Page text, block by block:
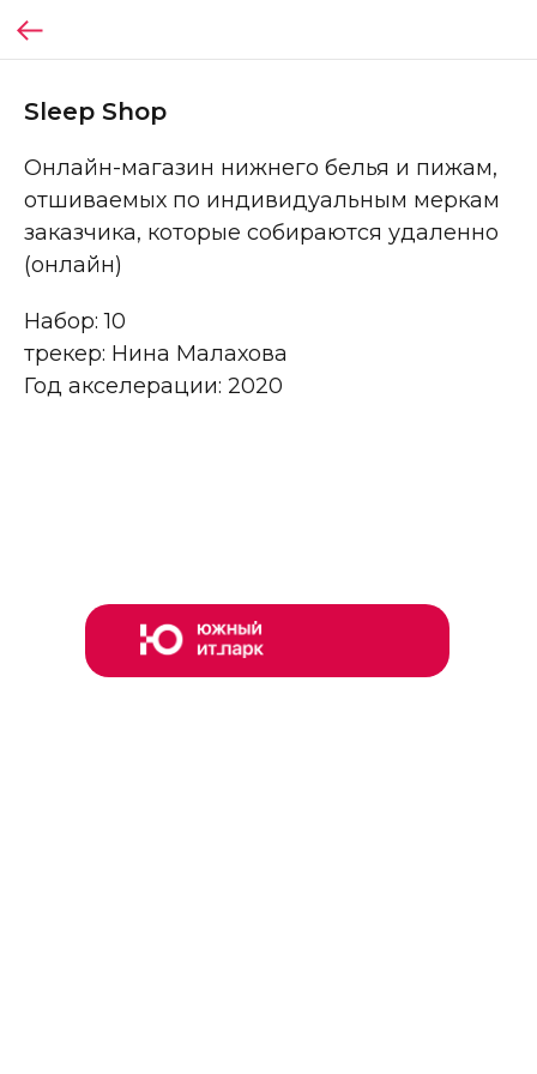
Sleep Shop
Онлайн-магазин нижнего белья и пижам,
отшиваемых по индивидуальным меркам
заказчика, которые собираются удаленно
(онлайн)
Набор: 10
трекер: Нина Малахова
Год акселерации: 2020